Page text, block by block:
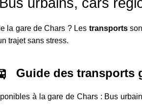
la gare de Chars ? Les transports
trajet sans stress.
Guide des transports
à la gare de Chars : Bus